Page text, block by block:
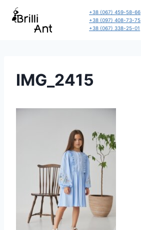
Перейти
+38 (067) 459-58-66
+38 (097) 408-73-75
+38 (067) 338-25-01
IMG_2415